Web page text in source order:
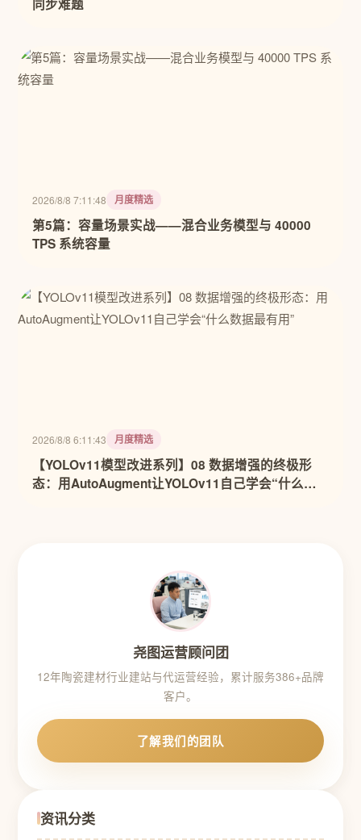
同步难题
2026/8/8 7:11:48 月度精选
第5篇：容量场景实战——混合业务模型与 40000
TPS 系统容量
2026/8/8 6:11:43 月度精选
【YOLOv11模型改进系列】08 数据增强的终极形
态：用AutoAugment让YOLOv11自己学会“什么数
尧图运营顾问团
12年陶瓷建材行业建站与代运营经验，累计服务386+品牌
客户。
了解我们的团队
资讯分类